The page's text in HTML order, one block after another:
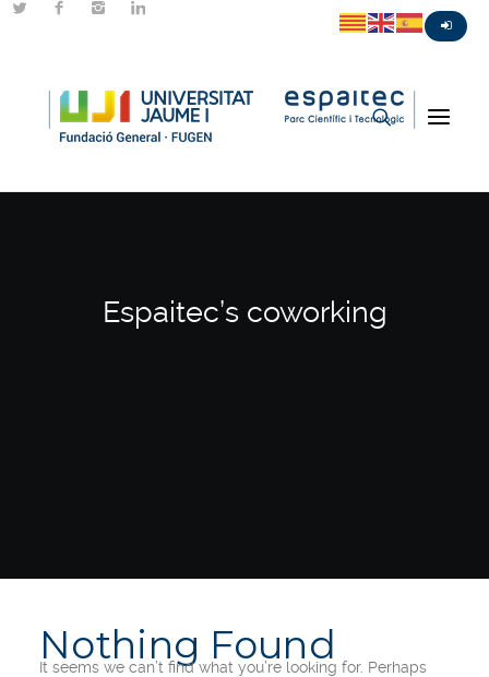
Espaitec’s coworking
Nothing Found
It seems we can’t find what you’re looking for. Perhaps